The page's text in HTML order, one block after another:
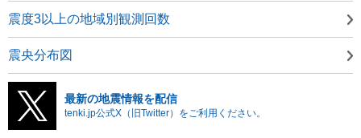
震度3以上の地域別観測回数
震央分布図
最新の地震情報を配信
tenki.jp公式X（旧Twitter）をご利用ください。